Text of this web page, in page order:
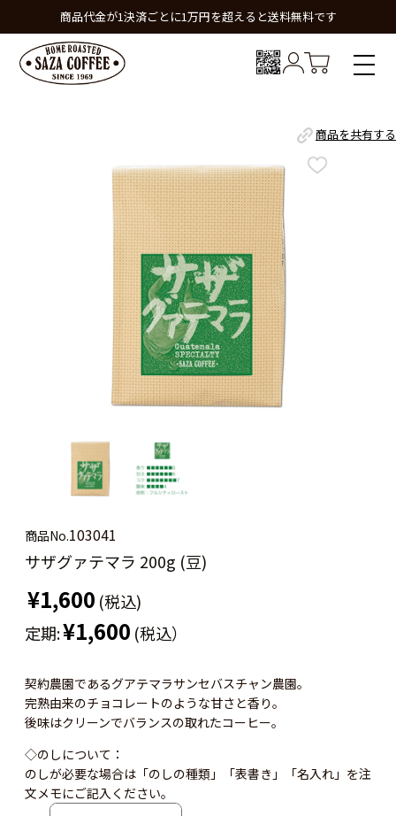
商品代金が1決済ごとに1万円を超えると送料無料です
商品を共有する
商品No.103041
サザグァテマラ 200g (豆)
¥1,600 (税込)
定期:¥1,600 (税込）
契約農園であるグアテマラサンセバスチャン農園。
完熟由来のチョコレートのような甘さと香り。
後味はクリーンでバランスの取れたコーヒー。
◇のしについて：
のしが必要な場合は「のしの種類」「表書き」「名入れ」を注
文メモにご記入ください。